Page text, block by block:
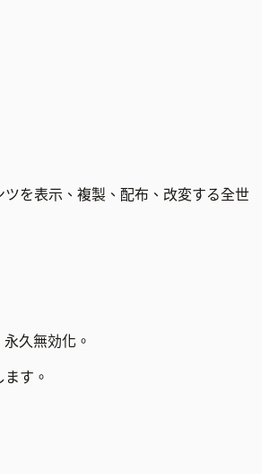
を表示、複製、配布、改変する全世
久無効化。
す。